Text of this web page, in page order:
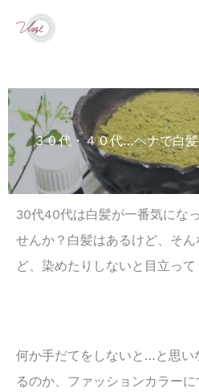
ス
ッ
プ
３０代・４０代…ヘナで白
30代40代は白髪が一番気にな
せんか？白髪はあるけど、そ
ど、染めたりしないと目立って
何か手だてをしないと…と思い
るのか、ファッションカラー